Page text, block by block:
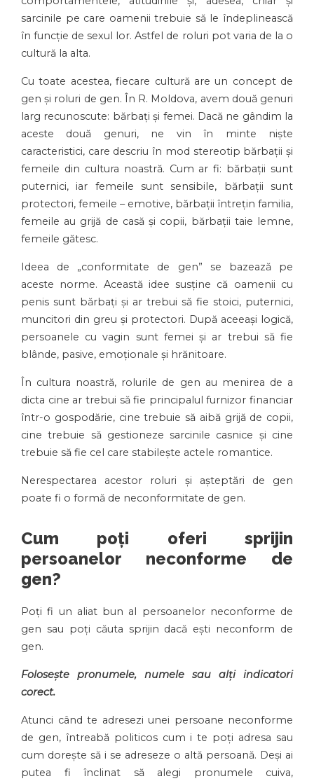
sarcinile pe care oamenii trebuie să le îndeplinească
în funcție de sexul lor. Astfel de roluri pot varia de la o
cultură la alta.
Cu toate acestea, fiecare cultură are un concept de
gen și roluri de gen. În R. Moldova, avem două genuri
larg recunoscute: bărbați și femei. Dacă ne gândim la
aceste două genuri, ne vin în minte niște
caracteristici, care descriu în mod stereotip bărbații și
femeile din cultura noastră. Cum ar fi: bărbații sunt
puternici, iar femeile sunt sensibile, bărbații sunt
protectori, femeile – emotive, bărbații întrețin familia,
femeile au grijă de casă și copii, bărbații taie lemne,
femeile gătesc.
Ideea de „conformitate de gen” se bazează pe
aceste norme. Această idee susține că oamenii cu
penis sunt bărbați și ar trebui să fie stoici, puternici,
muncitori din greu și protectori. După aceeași logică,
persoanele cu vagin sunt femei și ar trebui să fie
blânde, pasive, emoționale și hrănitoare.
În cultura noastră, rolurile de gen au menirea de a
dicta cine ar trebui să fie principalul furnizor financiar
într-o gospodărie, cine trebuie să aibă grijă de copii,
cine trebuie să gestioneze sarcinile casnice și cine
trebuie să fie cel care stabilește actele romantice.
Nerespectarea acestor roluri și așteptări de gen
poate fi o formă de neconformitate de gen.
Cum poți oferi sprijin
persoanelor neconforme de
gen?
Poți fi un aliat bun al persoanelor neconforme de
gen sau poți căuta sprijin dacă ești neconform de
gen.
Folosește pronumele, numele sau alți indicatori
corect.
Atunci când te adresezi unei persoane neconforme
de gen, întreabă politicos cum i te poți adresa sau
cum dorește să i se adreseze o altă persoană. Deși ai
putea fi înclinat să alegi pronumele cuiva,